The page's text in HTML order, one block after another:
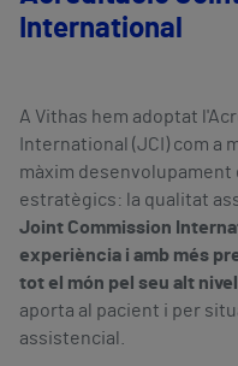
International
A Vithas hem adoptat
International (JCI) com a
màxim
estratègics: la qualitat
Joint Commission
experiència i amb més
tot el món pel seu alt
aporta al pacient i per
assistencial.